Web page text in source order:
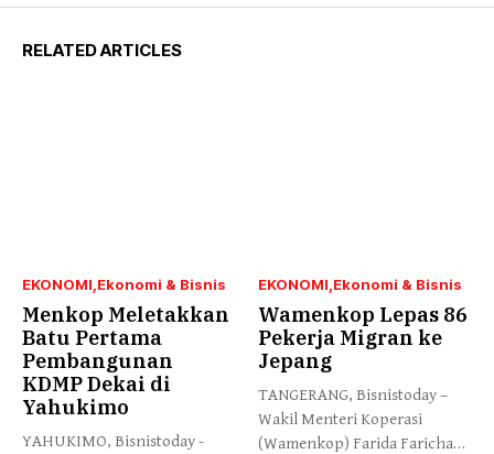
RELATED ARTICLES
EKONOMI Ekonomi & Bisnis
Menkop Meletakkan
Batu Pertama
Pembangunan
KDMP Dekai di
Yahukimo
YAHUKIMO, Bisnistoday -
EKONOMI Ekonomi & Bisnis
Wamenkop Lepas 86
Pekerja Migran ke
Jepang
TANGERANG, Bisnistoday –
Wakil Menteri Koperasi
(Wamenkop) Farida Farichah